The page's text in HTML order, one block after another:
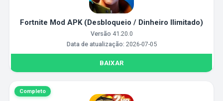
Fortnite Mod APK (Desbloqueio / Dinheiro Ilimitado)
Versão 41.20.0
Data de atualização: 2026-07-05
BAIXAR
Completo